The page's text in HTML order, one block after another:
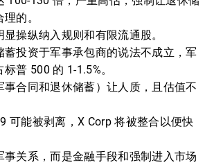
的。
操纵纳入规则和有限流通股。
蓄投资于军事承包商的说法不成立，军
普 500 的 1-1.5%。
事合同和退休储蓄）让人质，且估值不
可能被剥离，X Corp 将被整合以便快
事关系，而是金融手段和强制进入市场